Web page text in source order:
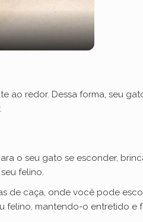
ao redor. Dessa forma, seu
o seu gato se esconder,
felino.
de caça, onde você pode
felino, mantendo-o entretido e